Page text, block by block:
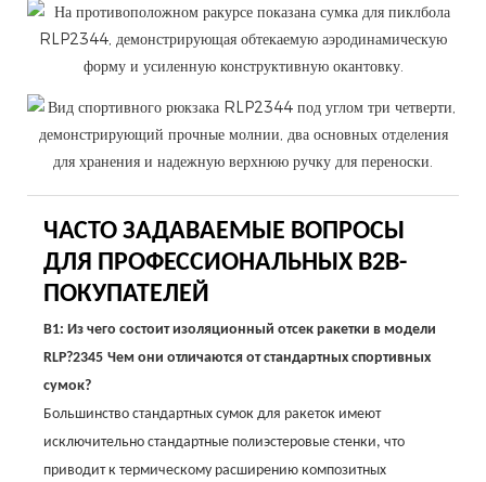
ЧАСТО ЗАДАВАЕМЫЕ ВОПРОСЫ
ДЛЯ ПРОФЕССИОНАЛЬНЫХ B2B-
ПОКУПАТЕЛЕЙ
В1: Из чего состоит изоляционный отсек ракетки в модели
RLP?2345 Чем они отличаются от стандартных спортивных
сумок?
Большинство стандартных сумок для ракеток имеют
исключительно стандартные полиэстеровые стенки, что
приводит к термическому расширению композитных